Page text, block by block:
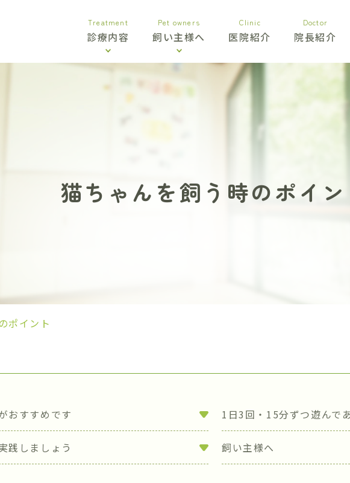
Treatment
診療内容
Pet owners
飼い主様へ
Clinic
医院紹介
Doctor
院長紹介
猫ちゃんを飼う時のポイ
ポイント
おすすめです 1日3回・15分ずつ遊んで
践しましょう 飼い主様へ